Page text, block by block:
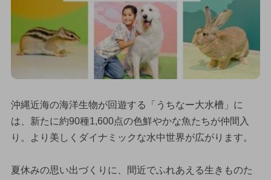
沖縄近海の海洋生物が回遊する「うちなー大水槽」に
は、新たに約90種1,600点の色鮮やかな魚たちが仲間入
り。より美しくダイナミックな水中世界が広がります。
夏休みの思い出づくりに、間近でふれあえる生きものた